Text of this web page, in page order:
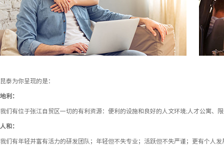
昆泰为你呈现的是：
地利：
我们有位于张江自贸区一切的有利资源：便利的设施和良好的人文环境;人才公寓、
人和：
我们有年轻并富有活力的研发团队；年轻但不失专业；活跃但不失严谨；更有个人